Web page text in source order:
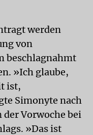
werden
von
beschlagnahmt
»Ich glaube,
ist,
Simonyte nach
der Vorwoche bei
»Das ist